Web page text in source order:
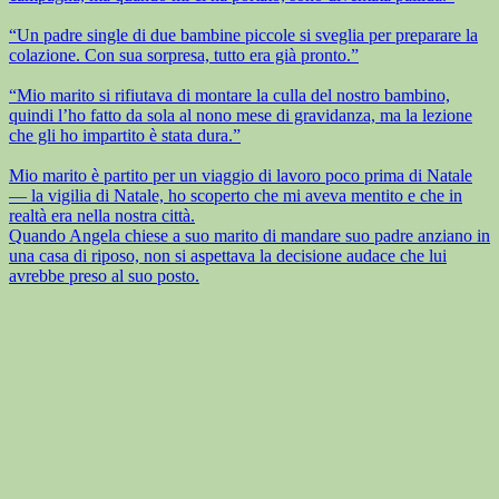
“Un padre single di due bambine piccole si sveglia per preparare la
colazione. Con sua sorpresa, tutto era già pronto.”
“Mio marito si rifiutava di montare la culla del nostro bambino,
quindi l’ho fatto da sola al nono mese di gravidanza, ma la lezione
che gli ho impartito è stata dura.”
Mio marito è partito per un viaggio di lavoro poco prima di Natale
— la vigilia di Natale, ho scoperto che mi aveva mentito e che in
realtà era nella nostra città.
Quando Angela chiese a suo marito di mandare suo padre anziano in
una casa di riposo, non si aspettava la decisione audace che lui
avrebbe preso al suo posto.